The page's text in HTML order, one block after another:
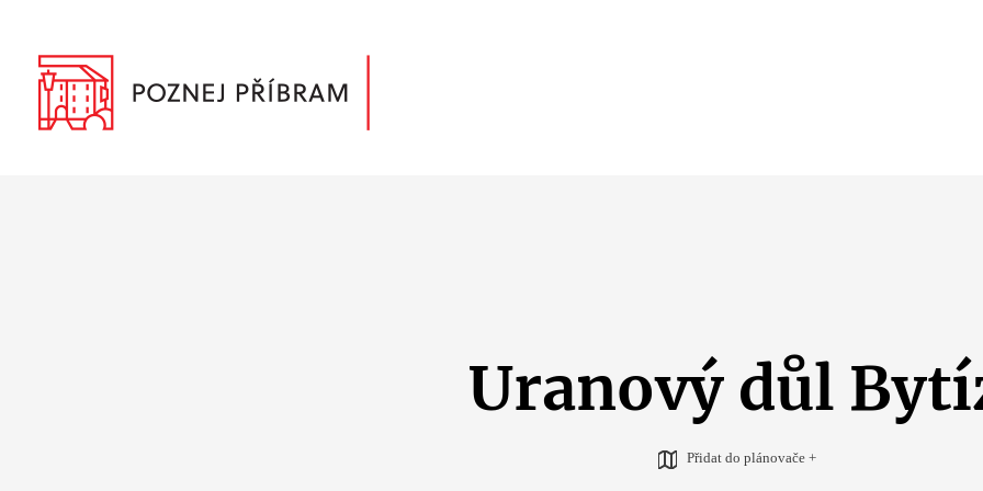
Uranový důl
Přidat do plánovače +